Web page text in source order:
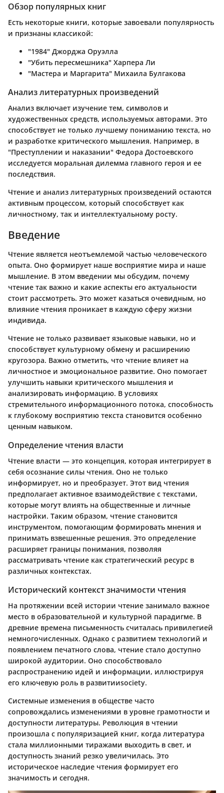
Обзор популярных книг
Есть некоторые книги, которые завоевали популярность
и признаны классикой:
"1984" Джорджа Оруэлла
"Убить пересмешника" Харпера Ли
"Мастера и Маргарита" Михаила Булгакова
Анализ литературных произведений
Анализ включает изучение тем, символов и
художественных средств, используемых авторами. Это
способствует не только лучшему пониманию текста, но
и разработке критического мышления. Например, в
"Преступлении и наказании" Федора Достоевского
исследуется моральная дилемма главного героя и ее
последствия.
Чтение и анализ литературных произведений остаются
активным процессом, который способствует как
личностному, так и интеллектуальному росту.
Введение
Чтение является неотъемлемой частью человеческого
опыта. Оно формирует наше восприятие мира и наше
мышление. В этом введении мы обсудим, почему
чтение так важно и какие аспекты его актуальности
стоит рассмотреть. Это может казаться очевидным, но
влияние чтения проникает в каждую сферу жизни
индивида.
Чтение не только развивает языковые навыки, но и
способствует культурному обмену и расширению
кругозора. Важно отметить, что чтение влияет на
личностное и эмоциональное развитие. Оно помогает
улучшить навыки критического мышления и
анализировать информацию. В условиях
стремительного информационного потока, способность
к глубокому восприятию текста становится особенно
ценным навыком.
Определение чтения власти
Чтение власти — это концепция, которая интегрирует в
себя осознание силы чтения. Оно не только
информирует, но и преобразует. Этот вид чтения
предполагает активное взаимодействие с текстами,
которые могут влиять на общественные и личные
настройки. Таким образом, чтение становится
инструментом, помогающим формировать мнения и
принимать взвешенные решения. Это определение
расширяет границы понимания, позволяя
рассматривать чтение как стратегический ресурс в
различных контекстах.
Исторический контекст значимости чтения
На протяжении всей истории чтение занимало важное
место в образовательной и культурной парадигме. В
древние времена письменность считалась привилегией
немногочисленных. Однако с развитием технологий и
появлением печатного слова, чтение стало доступно
широкой аудитории. Оно способствовало
распространению идей и информации, иллюстрируя
его ключевую роль в развитииsociety.
Системные изменения в обществе часто
сопровождались изменениями в уровне грамотности и
доступности литературы. Революция в чтении
произошла с популяризацией книг, когда литература
стала миллионными тиражами выходить в свет, и
доступность знаний резко увеличилась. Это
историческое наследие чтения формирует его
значимость и сегодня.